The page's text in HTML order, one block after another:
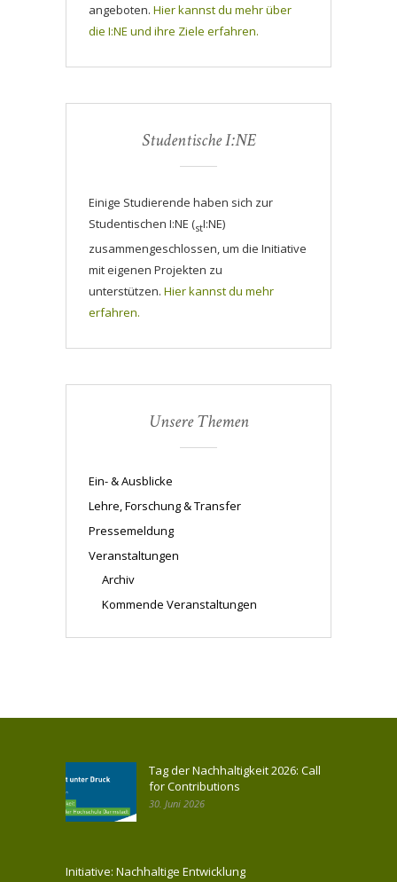
angeboten. Hier kannst du mehr über
die I:NE und ihre Ziele erfahren.
Studentische I:NE
Einige Studierende haben sich zur
Studentischen I:NE (stI:NE)
zusammengeschlossen, um die Initiative
mit eigenen Projekten zu
unterstützen. Hier kannst du mehr
erfahren.
Unsere Themen
Ein- & Ausblicke
Lehre, Forschung & Transfer
Pressemeldung
Veranstaltungen
Archiv
Kommende Veranstaltungen
Tag der Nachhaltigkeit 2026: Call
for Contributions
30. Juni 2026
Initiative: Nachhaltige Entwicklung